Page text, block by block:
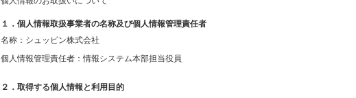
１．個人情報取扱事業者の名称及び個人情報管理責任者
名称：シュッピン株式会社
個人情報管理責任者：情報システム本部担当役員
２．取得する個人情報と利用目的